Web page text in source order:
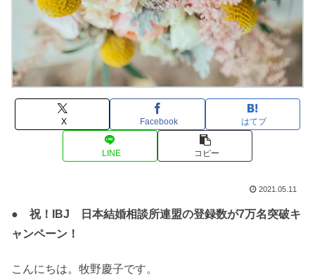
X Facebook はてブ
LINE コピー
2021.05.11
● 祝！IBJ 日本結婚相談所連盟の登録数が7万名突破キ
ャンペーン！
こんにちは。牧野慶子です。